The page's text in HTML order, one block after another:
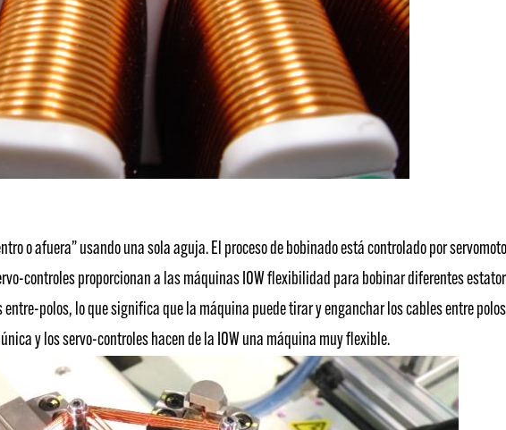
o afuera” usando una sola aguja. El proceso de bobinado está controlado por
controles proporcionan a las máquinas IOW flexibilidad para bobinar diferentes
polos, lo que significa que la máquina puede tirar y enganchar los cables entre
y los servo-controles hacen de la IOW una máquina muy flexible.